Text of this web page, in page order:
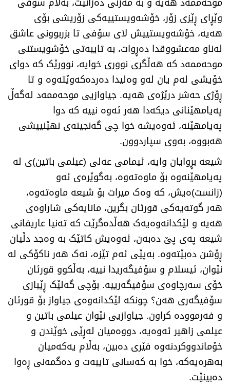
وێڕای ڕێزی زۆر، خۆشەویستییەکی زۆریشی بۆی
هەیە، خۆشەویستییش لای سۆفی تا بزربوونی عاشق
لەناو مەعشووقدا دەڕوات، بە تایبەتی خۆشویستنی
موحەممەد کە هەڵگری نووری خوایە، نوورێک کە دوای
خۆیشی لەم یان لەو وەلیدا دەردەکەوێتەوە و تا
ڕۆژی حەشر درێژەی هەیە. جیاوازیی موحەممەد لەگەڵ
پەیامهێنانی دیکەدا هەر ئەوە نییە کە دوا
پەیامهێنە، ئەوەیشە خوا چی گەنجینەی نهێنییشی
هەبووە، بەوی سپاردوون.
شیعە بڕوایان وایە، ئیمامی عەلی (عیلمی باتین)ی لە
پەیامهێنەوە بۆ ماوەتەوە، بەگوێرەی ئەو
(زانست)ەیش، کە وەک میرات بۆ شیعە ماوەتەوە،
هەر گوتەیەکی قورئان بگرین، مانایەکی شاراوەی
هەیە و لێکدانەوەیەک هەڵدەگرێت کە تەنیا عاریفانی
شیعە پەی پێ دەبەن، ئەوەیش کاتێک بە وەجد دڵیان
ڕۆشن دەبێتەوە. بەپێی ئەم تێزە، نەک هەر ناکۆکی لە
نێوان، ئیسلام و سۆفیگەریدا نییە، بەڵکوو قورئان
خۆی سەرچاوەی سۆفیگەرییە. بۆچی گەلێک ڕێبازی
سۆفیگەری هەن؟ چونکە لێکدانەوەی جیاواز بۆ قورئان
و فەرموودە کراون. جیاوازیی نێوان عیلمی باتین و
عیلمی زاهیر ئەوەیە، دووەمیان لەڕێی خوێندن و
خۆماندووکردنەوە فێری دەبین، بەڵام یەکەمیان
بەهرەیەکە، خوا بە کەسانی تایبەت و دەگمەنی ڕەوا
دەبینێت.